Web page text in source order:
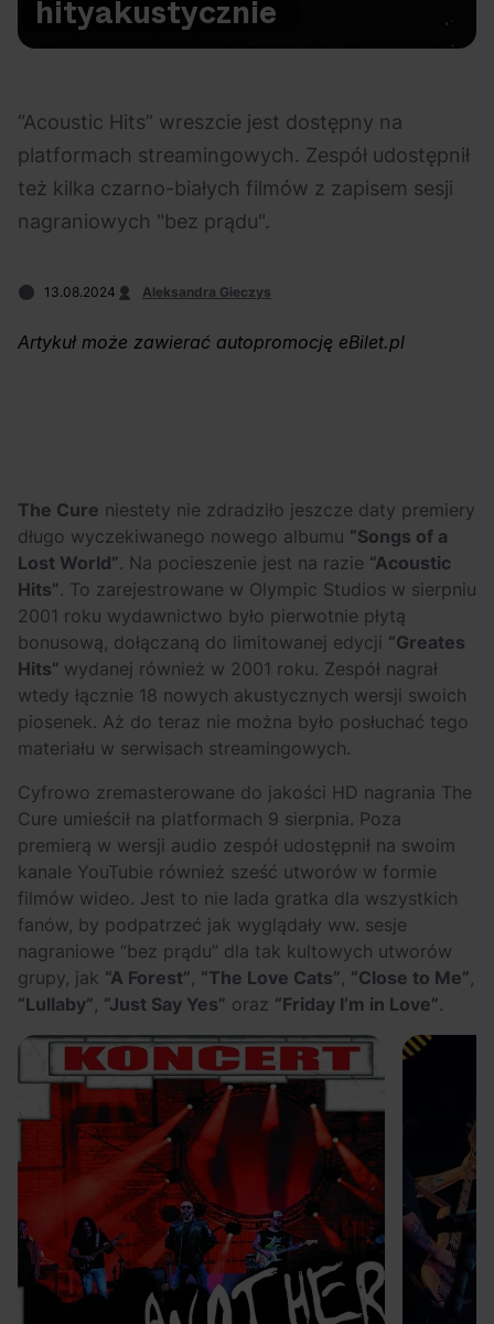
Na czasie
06.08.2026
Kto jest
Chivasa?
Festiwal 05.08.2026
Aplikacja
inicjatywą eBilet
OFF Festival 2026 –
nocne koncerty
warte uwagi!
High Five: pięć
najciekawszych
wydarzeń w polskim
rapie [czerwiec i
lipiec 2026]
hityakustycznie
“Acoustic Hits” wreszcie jest dostępny na
platformach streamingowych. Zespół udostępnił
też kilka czarno-białych filmów z zapisem sesji
nagraniowych "bez prądu".
13.08.2024 Aleksandra Gieczys
Artykuł może zawierać autopromocję eBilet.pl
The Cure niestety nie zdradziło jeszcze daty premiery
długo wyczekiwanego nowego albumu “Songs of a
Lost World”. Na pocieszenie jest na razie “Acoustic
Hits”. To zarejestrowane w Olympic Studios w sierpniu
2001 roku wydawnictwo było pierwotnie płytą
bonusową, dołączaną do limitowanej edycji “Greates
Hits” wydanej również w 2001 roku. Zespół nagrał
wtedy łącznie 18 nowych akustycznych wersji swoich
piosenek. Aż do teraz nie można było posłuchać tego
materiału w serwisach streamingowych.
Cyfrowo zremasterowane do jakości HD nagrania The
Cure umieścił na platformach 9 sierpnia. Poza
premierą w wersji audio zespół udostępnił na swoim
kanale YouTubie również sześć utworów w formie
filmów wideo. Jest to nie lada gratka dla wszystkich
fanów, by podpatrzeć jak wyglądały ww. sesje
nagraniowe “bez prądu” dla tak kultowych utworów
grupy, jak “A Forest”, “The Love Cats”, “Close to Me”,
“Lullaby”, “Just Say Yes” oraz “Friday I’m in Love”.